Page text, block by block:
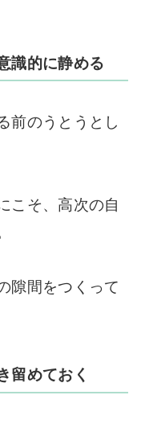
識的に静める
前のうとうとし
こそ、高次の自
隙間をつくって
留めておく